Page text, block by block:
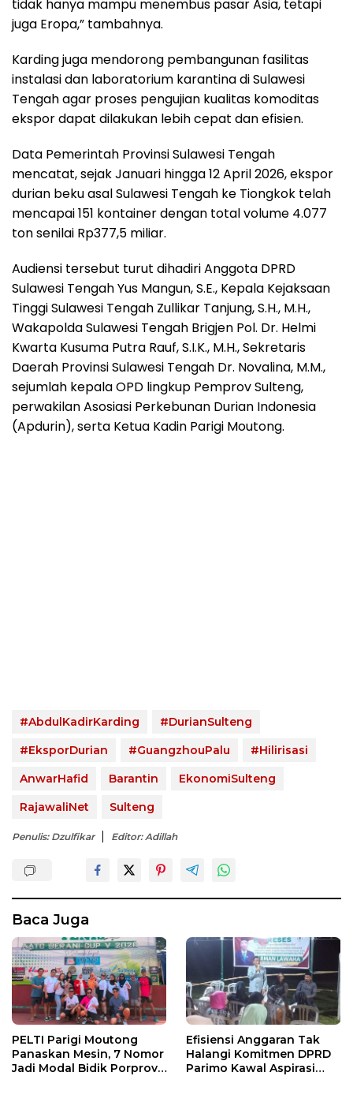
tidak hanya mampu menembus pasar Asia, tetapi
juga Eropa,” tambahnya.
Karding juga mendorong pembangunan fasilitas
instalasi dan laboratorium karantina di Sulawesi
Tengah agar proses pengujian kualitas komoditas
ekspor dapat dilakukan lebih cepat dan efisien.
Data Pemerintah Provinsi Sulawesi Tengah
mencatat, sejak Januari hingga 12 April 2026, ekspor
durian beku asal Sulawesi Tengah ke Tiongkok telah
mencapai 151 kontainer dengan total volume 4.077
ton senilai Rp377,5 miliar.
Audiensi tersebut turut dihadiri Anggota DPRD
Sulawesi Tengah Yus Mangun, S.E., Kepala Kejaksaan
Tinggi Sulawesi Tengah Zullikar Tanjung, S.H., M.H.,
Wakapolda Sulawesi Tengah Brigjen Pol. Dr. Helmi
Kwarta Kusuma Putra Rauf, S.I.K., M.H., Sekretaris
Daerah Provinsi Sulawesi Tengah Dr. Novalina, M.M.,
sejumlah kepala OPD lingkup Pemprov Sulteng,
perwakilan Asosiasi Perkebunan Durian Indonesia
(Apdurin), serta Ketua Kadin Parigi Moutong.
#AbdulKadirKarding
#DurianSulteng
#EksporDurian
#GuangzhouPalu
#Hilirisasi
AnwarHafid
Barantin
EkonomiSulteng
RajawaliNet
Sulteng
Penulis: Dzulfikar Editor: Adillah
Baca Juga
PELTI Parigi Moutong
Panaskan Mesin, 7 Nomor
Jadi Modal Bidik Porprov
Efisiensi Anggaran Tak
Halangi Komitmen DPRD
Parimo Kawal Aspirasi